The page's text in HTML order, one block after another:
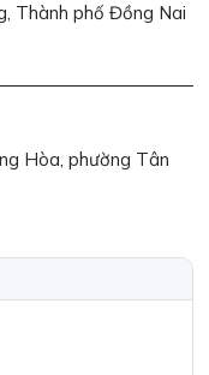
Thành phố Đồng Nai
Hòa, phường Tân